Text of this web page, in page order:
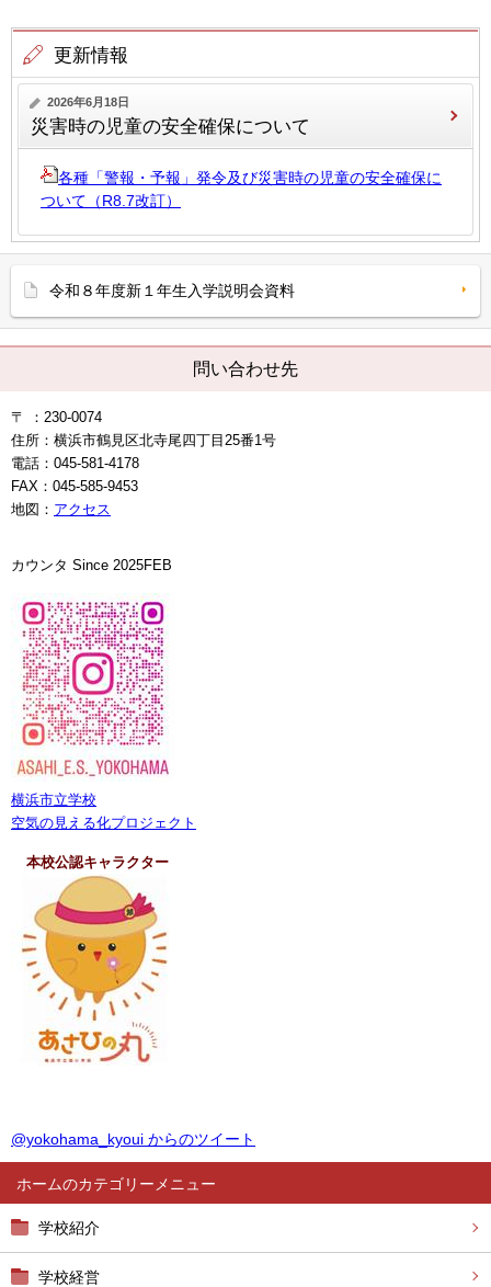
ホーム
学校紹介
学校経営
更新情報
2026年6月18日
災害時の児童の安全確保について
各種「警報・予報」発令及び災害時の児童の安全確保に
ついて（R8.7改訂）
令和８年度新１年生入学説明会資料
問い合わせ先
〒 ：230-0074
住所：横浜市鶴見区北寺尾四丁目25番1号
電話：045-581-4178
FAX：045-585-9453
地図： アクセス
カウンタ Since 2025FEB
横浜市立学校
空気の見える化プロジェクト
本校公認キャラクター
@yokohama_kyoui からのツイート